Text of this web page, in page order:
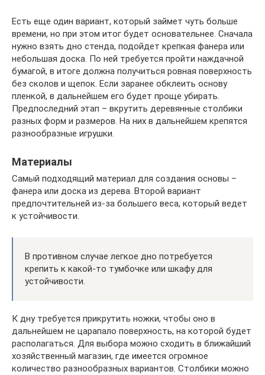
Есть еще один вариант, который займет чуть больше
времени, но при этом итог будет основательнее. Сначала
нужно взять дно стенда, подойдет крепкая фанера или
небольшая доска. По ней требуется пройти наждачной
бумагой, в итоге должна получиться ровная поверхность
без сколов и щепок. Если заранее обклеить основу
пленкой, в дальнейшем его будет проще убирать.
Предпоследний этап – вкрутить деревянные столбики
разных форм и размеров. На них в дальнейшем крепятся
разнообразные игрушки.
Материалы
Самый подходящий материал для создания основы –
фанера или доска из дерева. Второй вариант
предпочтительней из-за большего веса, который ведет
к устойчивости.
В противном случае легкое дно потребуется
крепить к какой-то тумбочке или шкафу для
устойчивости.
К дну требуется прикрутить ножки, чтобы оно в
дальнейшем не царапало поверхность, на которой будет
располагаться. Для выбора можно сходить в ближайший
хозяйственный магазин, где имеется огромное
количество разнообразных вариантов. Столбики можно